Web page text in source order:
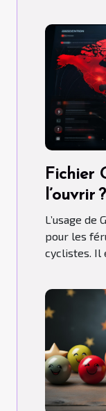
Fichier
l’ouvrir ?
L’usage de
pour les
cyclistes. Il